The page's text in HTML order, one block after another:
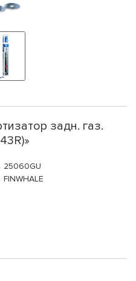
задн. газ.
25060GU
FINWHALE